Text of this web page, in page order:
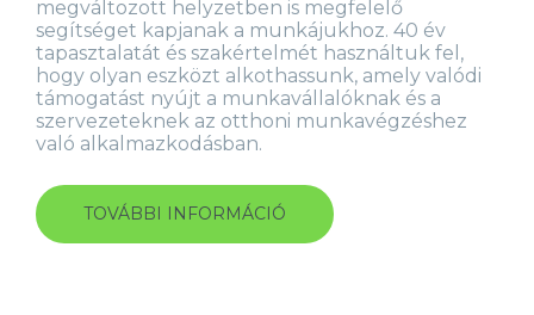
megváltozott helyzetben is megfelelő
segítséget kapjanak a munkájukhoz. 40 év
tapasztalatát és szakértelmét használtuk fel,
hogy olyan eszközt alkothassunk, amely valódi
támogatást nyújt a munkavállalóknak és a
szervezeteknek az otthoni munkavégzéshez
való alkalmazkodásban.
TOVÁBBI INFORMÁCIÓ TÁVOLI
MUNKAVÉGZÉS-